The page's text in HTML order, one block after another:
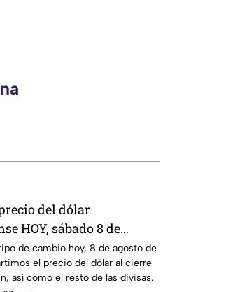
del dólar
HOY, sábado 8 de
en Cancún
de cambio hoy, 8 de agosto de
el precio del dólar al cierre
así como el resto de las divisas.